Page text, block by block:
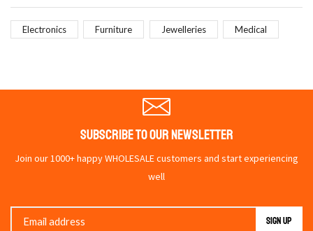
Electronics Furniture Jewelleries Medical
Subscribe To Our Newsletter
Join our 1000+ happy WHOLESALE customers and start experiencing
well